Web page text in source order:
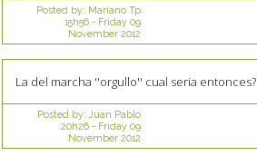
Posted by: Mariano Tp
15h56- Friday 09
November 2012
La del marcha ''orgullo'' cual seria entonces?
Posted by: Juan Pablo
20h26- Friday 09
November 2012